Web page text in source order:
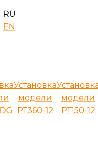
RU
EN
Установка
модели
РТ360-12
модели
РТ150-12